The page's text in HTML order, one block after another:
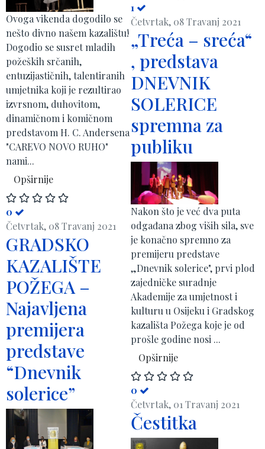
1
Ovoga vikenda dogodilo se
nešto divno našem kazalištu!
Dogodio se susret mladih
požeških srčanih,
entuzijastičnih, talentiranih
umjetnika koji je rezultirao
izvrsnom, duhovitom,
dinamičnom i komičnom
predstavom H. C. Andersena
"CAREVO NOVO RUHO"
nami...
Opširnije
0
Četvrtak, 08 Travanj 2021
„Treća – sreća“
, predstava
DNEVNIK
SOLERICE
spremna za
publiku
​Nakon što je već dva puta
odgađana zbog viših sila, sve
je konačno spremno za
premijeru predstave
„Dnevnik solerice", prvi plod
zajedničke suradnje
Akademije za umjetnost i
kulturu u Osijeku i Gradskog
kazališta Požega koje je od
prošle godine nosi ...
Opširnije
0
Četvrtak, 08 Travanj 2021
GRADSKO
KAZALIŠTE
POŽEGA –
Najavljena
premijera
predstave
“Dnevnik
solerice”
Četvrtak, 01 Travanj 2021
Čestitka